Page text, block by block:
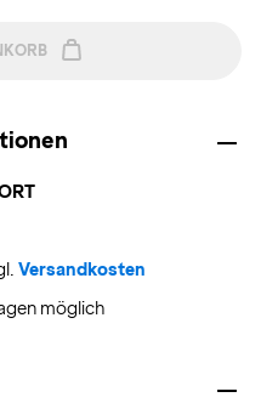
Versandkosten
möglich